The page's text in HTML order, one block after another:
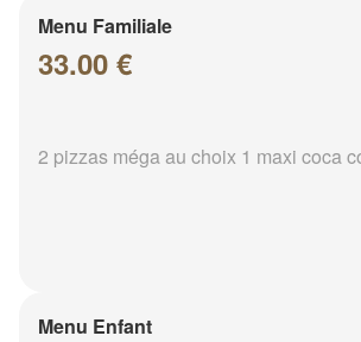
Menu Familiale
33.00 €
2 pizzas méga au choix 1 maxi coca
Menu Enfant